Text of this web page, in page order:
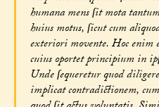
humana mens ſit mota
huius motus, ſicut cum
exteriori movente. Hoc
cuius oportet principium in
Unde ſequeretur quod
implicat contradictionem,